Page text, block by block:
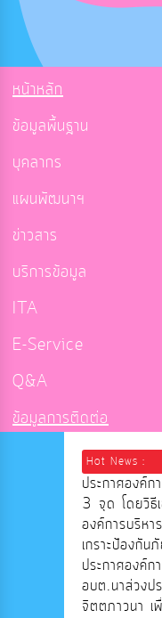
หน้าหลัก
ข้อมูลพื้นฐาน
บุคลากร
แผนพัฒนาฯ
ข่าวสาร
บริการข้อมูล
ITA
E-Service
Q&A
ข้อมูลการติดต่อ
Hot News :
ประกาศองค์ก
3 จุด โดยวิธีเ
องค์การบริห
เกราะป้องกัน
ประกาศองค์
อบต.นาส่วงป
จิตตภาวนา เ